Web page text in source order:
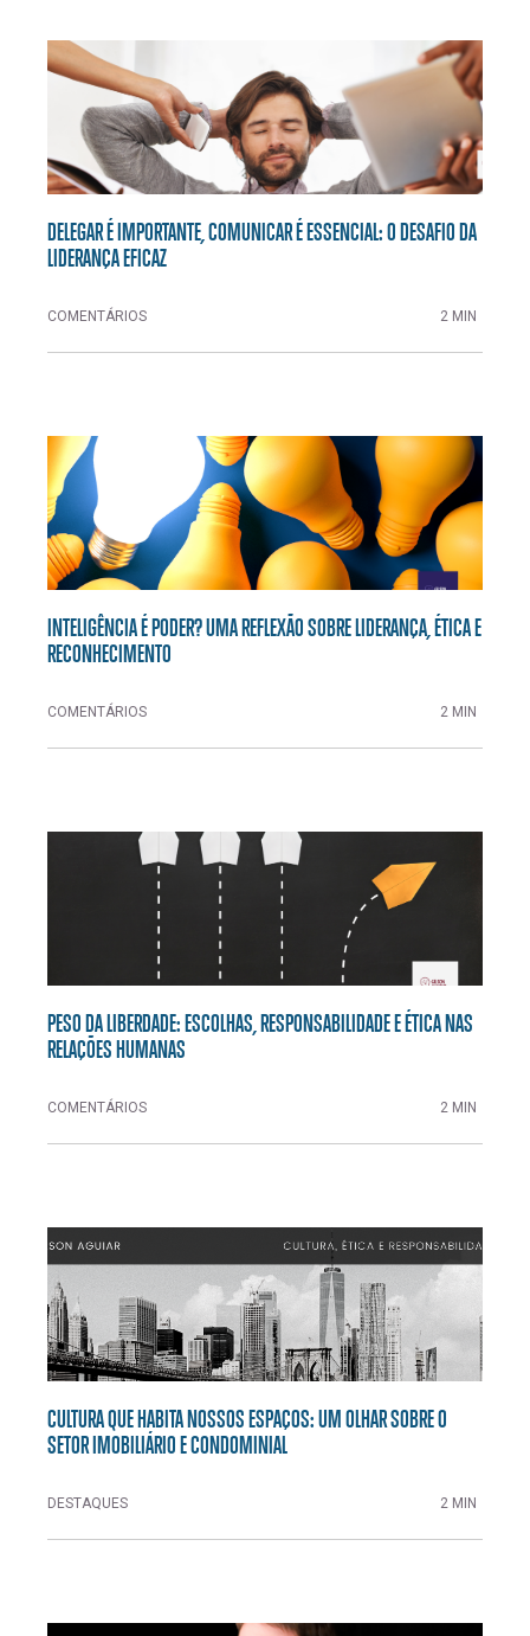
DELEGAR É IMPORTANTE, COMUNICAR É ESSENCIAL: O DESAFIO DA
LIDERANÇA EFICAZ
COMENTÁRIOS 2 MIN
INTELIGÊNCIA É PODER? UMA REFLEXÃO SOBRE LIDERANÇA, ÉTICA E
RECONHECIMENTO
COMENTÁRIOS 2 MIN
PESO DA LIBERDADE: ESCOLHAS, RESPONSABILIDADE E ÉTICA NAS
RELAÇÕES HUMANAS
COMENTÁRIOS 2 MIN
CULTURA QUE HABITA NOSSOS ESPAÇOS: UM OLHAR SOBRE O
SETOR IMOBILIÁRIO E CONDOMINIAL
DESTAQUES 2 MIN